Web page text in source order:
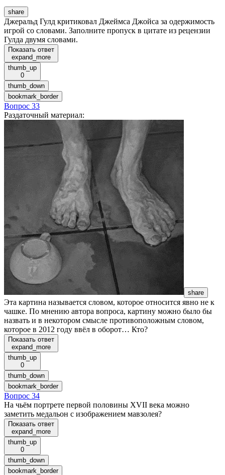
share
Джеральд Гулд критиковал Джеймса Джойса за одержимость
игрой со словами. Заполните пропуск в цитате из рецензии
Гулда двумя словами.
Показать ответ
expand_more
thumb_up
0
thumb_down
bookmark_border
Вопрос 33
Раздаточный материал:
share
Эта картина называется словом, которое относится явно не к
чашке. По мнению автора вопроса, картину можно было бы
назвать и в некотором смысле противоположным словом,
которое в 2012 году ввёл в оборот… Кто?
Показать ответ
expand_more
thumb_up
0
thumb_down
bookmark_border
Вопрос 34
На чьём портрете первой половины XVII века можно
заметить медальон с изображением мавзолея?
Показать ответ
expand_more
thumb_up
0
thumb_down
bookmark_border